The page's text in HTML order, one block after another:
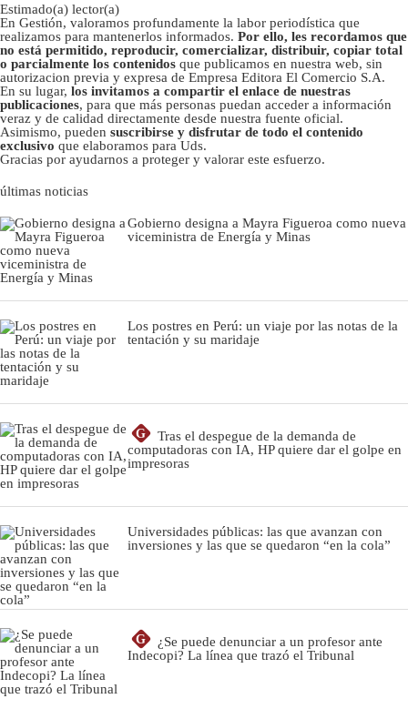
Estimado(a) lector(a)
En Gestión, valoramos profundamente la labor periodística que
realizamos para mantenerlos informados. Por ello, les recordamos que
no está permitido, reproducir, comercializar, distribuir, copiar total
o parcialmente los contenidos que publicamos en nuestra web, sin
autorizacion previa y expresa de Empresa Editora El Comercio S.A.
En su lugar, los invitamos a compartir el enlace de nuestras
publicaciones, para que más personas puedan acceder a información
veraz y de calidad directamente desde nuestra fuente oficial.
Asimismo, pueden suscribirse y disfrutar de todo el contenido
exclusivo que elaboramos para Uds.
Gracias por ayudarnos a proteger y valorar este esfuerzo.
últimas noticias
Gobierno designa a Mayra Figueroa como nueva
viceministra de Energía y Minas
Los postres en Perú: un viaje por las notas de la
tentación y su maridaje
G
Tras el despegue de la demanda de
computadoras con IA, HP quiere dar el golpe en
impresoras
Universidades públicas: las que avanzan con
inversiones y las que se quedaron “en la cola”
G
¿Se puede denunciar a un profesor ante
Indecopi? La línea que trazó el Tribunal